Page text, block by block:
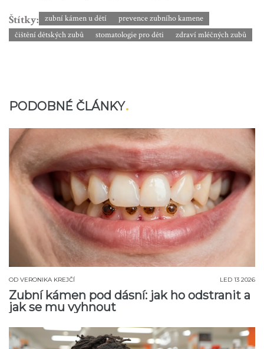
Štítky: zubní kámen u dětí
prevence zubního kamene
čištění dětských zubů
stomatologie pro děti zdraví mléčných zubů
PODOBNÉ ČLÁNKY
OD VERONIKA KREJČÍ LED 13 2026
Zubní kámen pod dásní: jak ho odstranit a
jak se mu vyhnout